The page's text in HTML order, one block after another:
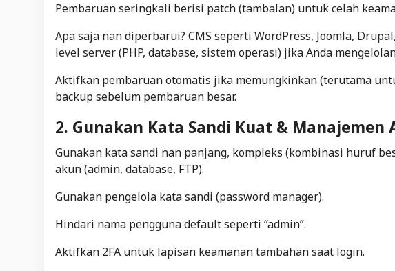
Pembaruan seringkali berisi patch(tambalan) untuk celah
Apa saja nan diperbarui? CMS seperti WordPress, Joomla,
level server (PHP, database, sistem operasi) jika Anda
Aktifkan pembaruan otomatis jika memungkinkan (terutama
backup sebelum pembaruan besar.
2. Gunakan Kata Sandi Kuat & Manajemen
Gunakan kata sandi nan panjang, kompleks (kombinasi huruf
akun (admin, database, FTP).
Gunakan pengelola kata sandi (password manager).
Hindari nama pengguna default seperti “admin”.
Aktifkan 2FA untuk lapisan keamanan tambahan saat login.